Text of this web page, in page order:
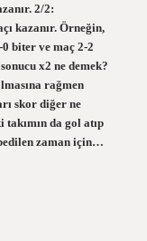
2/2:
kazanır. Örneğin,
biter ve maç 2-2
x2 ne demek?
rağmen
skor diğer ne
da gol atıp
zaman için…